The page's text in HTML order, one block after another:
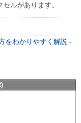
ルがあります。
をわかりやすく解説 -